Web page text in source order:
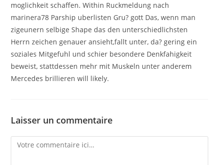
moglichkeit schaffen. Within Ruckmeldung nach
marinera78 Parship uberlisten Gru? gott Das, wenn man
zigeunern selbige Shape das den unterschiedlichsten
Herrn zeichen genauer ansieht,fallt unter, da? gering ein
soziales Mitgefuhl und schier besondere Denkfahigkeit
beweist, stattdessen mehr mit Muskeln unter anderem
Mercedes brillieren will likely.
Laisser un commentaire
Comment